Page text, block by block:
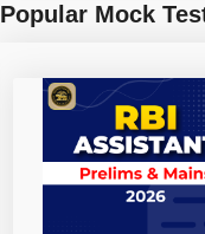
Popular Mock